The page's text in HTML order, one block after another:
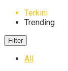
Terkini
Trending
Filter
All